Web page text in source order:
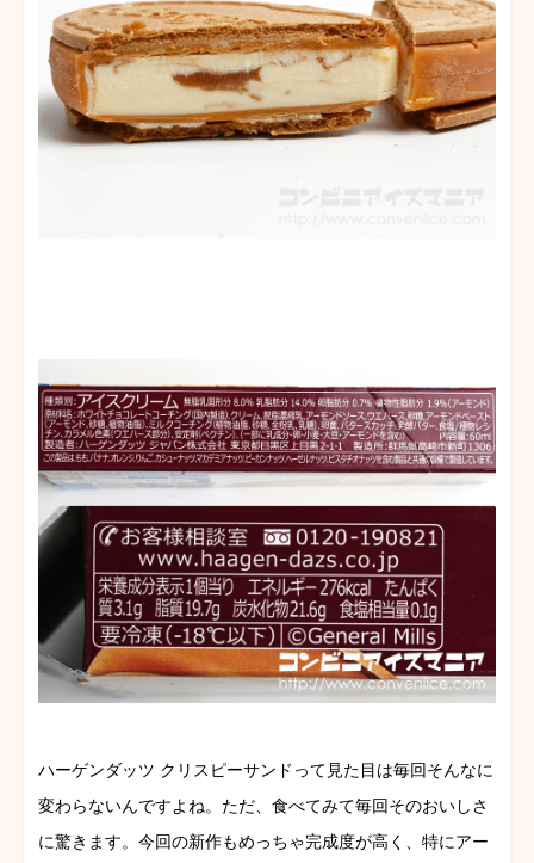
ハーゲンダッツ クリスピーサンドって見た目は毎回そんなに
変わらないんですよね。ただ、食べてみて毎回そのおいしさ
に驚きます。今回の新作もめっちゃ完成度が高く、特にアー